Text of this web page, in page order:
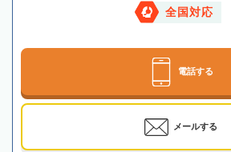
全国対応
電話する
メールする